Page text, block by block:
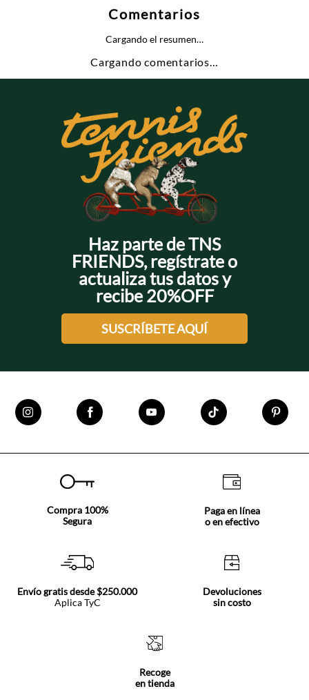
Comentarios
Cargando el resumen…
Cargando comentarios…
Haz parte de TNS
FRIENDS, regístrate o
actualiza tus datos y
recibe 20%OFF
SUSCRÍBETE AQUÍ
Compra 100%
Segura
Paga en línea
o en efectivo
Envío gratis desde $250.000
Aplica TyC
Devoluciones
sin costo
Recoge
en tienda